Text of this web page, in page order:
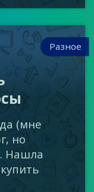
Разное
(мне
но
Нашла